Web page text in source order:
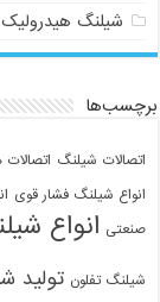
شیلنگ هیدرولیک
برچسب‌ها
اتصالات شیلنگ
انواع شیلنگ فشار قوی
صنعتی انواع
شیلنگ تفلون تولید